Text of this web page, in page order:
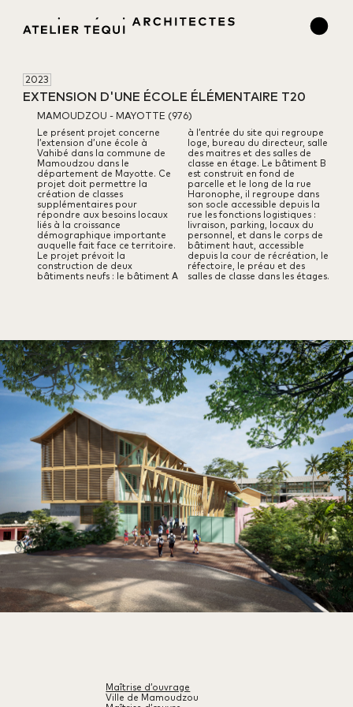
2023
EXTENSION D'UNE ÉCOLE ÉLÉMENTAIRE T20
MAMOUDZOU - MAYOTTE (976)
Le présent projet concerne
l’extension d’une école à
Vahibé dans la commune de
Mamoudzou dans le
département de Mayotte. Ce
projet doit permettre la
création de classes
supplémentaires pour
répondre aux besoins locaux
liés à la croissance
démographique importante
auquelle fait face ce territoire.
Le projet prévoit la
construction de deux
bâtiments neufs : le bâtiment A
à l’entrée du site qui regroupe
loge, bureau du directeur, salle
des maitres et des salles de
classe en étage. Le bâtiment B
est construit en fond de
parcelle et le long de la rue
Haronophe, il regroupe dans
son socle accessible depuis la
rue les fonctions logistiques :
livraison, parking, locaux du
personnel, et dans le corps de
bâtiment haut, accessible
depuis la cour de récréation, le
réfectoire, le préau et des
salles de classe dans les étages.
Maîtrise d’ouvrage
Ville de Mamoudzou